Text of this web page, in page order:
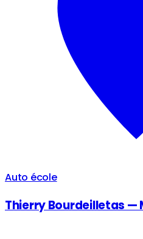
Auto école
Thierry Bourdeilletas —